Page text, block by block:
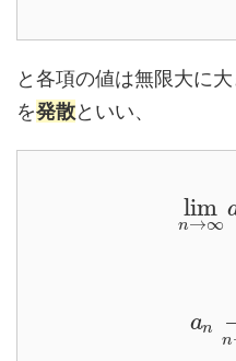
と各項の値は無限大に
を発散といい、
lim
n→∞
an
n